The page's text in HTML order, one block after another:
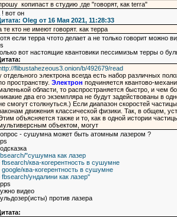
копипаст в студию ,где "говорят, как terra"
! вот он
Oleg от 16 Мая 2021, 11:28:33
те кто не имеют говорят. как терра
если терра чтото делает а не только говорит можно
вот настоящие квантовики пессимизьм терры о
flibustahezeous3.onion/b/492679/read
отдельного электрона всегда есть набор различных
пространству. Электрон подчиняется квантово-
области, то распространяется быстро, и чем
два его экземпляра не будут задействованы в
смогут столкнуться.) Если диапазон скоростей
движения классической физики. Так, в общем,
объясняется также и то, как в одной истории
объектом, могут
- сушумна может быть атомным лазером ?
"сушумна как лазер
fbsearch/ква-когерентность в сушумне
google/ква-когерентность в сушумне
fbsearch/ундалини как лазер"
видео
против лазера